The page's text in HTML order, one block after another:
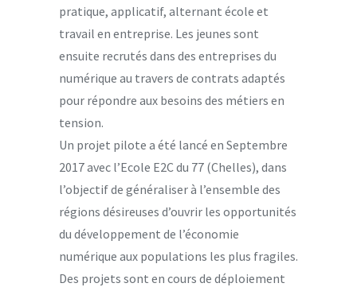
pratique, applicatif, alternant école et
travail en entreprise. Les jeunes sont
ensuite recrutés dans des entreprises du
numérique au travers de contrats adaptés
pour répondre aux besoins des métiers en
tension.
Un projet pilote a été lancé en Septembre
2017 avec l’Ecole E2C du 77 (Chelles), dans
l’objectif de généraliser à l’ensemble des
régions désireuses d’ouvrir les opportunités
du développement de l’économie
numérique aux populations les plus fragiles.
Des projets sont en cours de déploiement